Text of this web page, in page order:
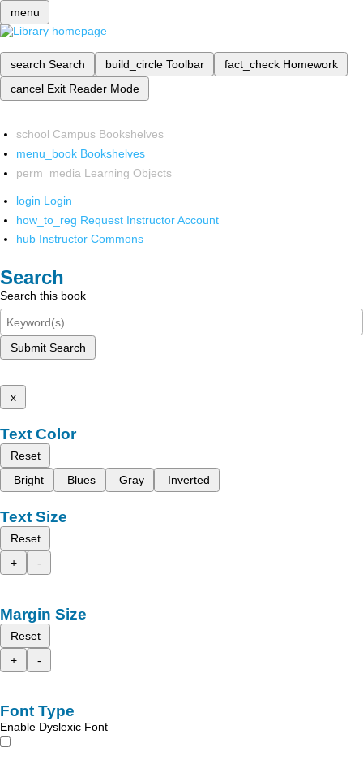
menu
search Search build_circle Toolbar fact_check Homework
cancel Exit Reader Mode
school Campus Bookshelves
menu_book Bookshelves
perm_media Learning Objects
login Login
how_to_reg Request Instructor Account
hub Instructor Commons
Search
Search this book
Submit Search
x
Text Color
Reset
Bright
Blues Gray Inverted
Text Size
Reset
+
-
Margin Size
Reset
+
-
Font Type
Enable Dyslexic Font